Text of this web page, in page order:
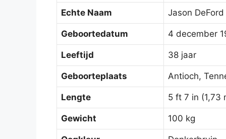
Echte Naam Jason DeFord
Geboortedatum 4 december
Leeftijd 38 jaar
Geboorteplaats Antioch,
Lengte 5 ft 7 in (1,73
Gewicht 100 kg